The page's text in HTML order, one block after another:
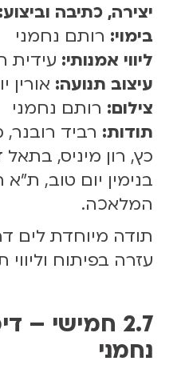
יצירה, כתיבה וביצוע:
בימוי: רותם נחמני
ליווי אמנותי: עידית
עיצוב תנועה: אורין
צילום: רותם נחמני
תודות: רביד
כץ, רון מיניס,
בנימין יום טוב,
המלאכה.
תודה מיוחדת לים
עזרה בפיתוח
2.7 חמישי –
נחמני